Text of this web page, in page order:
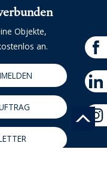
Objekte,
an.